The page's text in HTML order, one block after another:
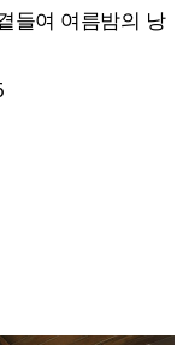
들여 여름밤의 낭